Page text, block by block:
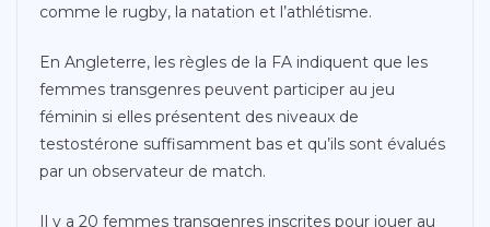
comme le rugby, la natation et l’athlétisme.
En Angleterre, les règles de la FA indiquent que les
femmes transgenres peuvent participer au jeu
féminin si elles présentent des niveaux de
testostérone suffisamment bas et qu’ils sont évalués
par un observateur de match.
Il y a 20 femmes transgenres inscrites pour jouer au